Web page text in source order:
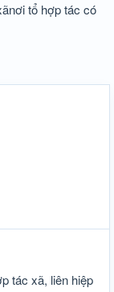
tổ hợp tác có
tác xã, liên hiệp